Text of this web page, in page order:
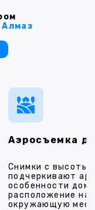
Аэросъемка
Снимки с высоты
подчеркивают
особенности
расположение на
окружающую
Алмаз